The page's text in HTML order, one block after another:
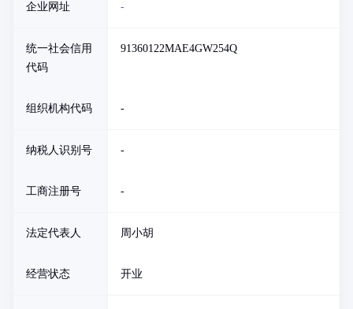
企业网址 -
统一社会信用
代码
91360122MAE4GW254Q
组织机构代码 -
纳税人识别号 -
工商注册号 -
法定代表人 周小胡
经营状态 开业